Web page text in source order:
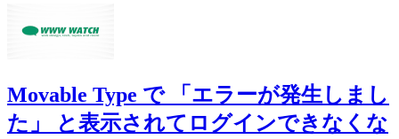
Movable Type で 「エラーが発生しまし
た」 と表示されてログインできなくな